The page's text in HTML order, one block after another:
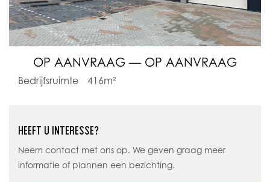
OP AANVRAAG — OP AANVRAAG
Bedrijfsruimte 416m²
HEEFT U INTERESSE?
Neem contact met ons op. We geven graag meer
informatie of plannen een bezichting.